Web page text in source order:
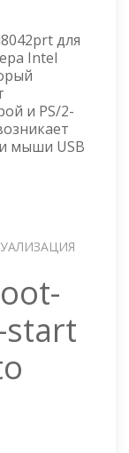
для
Intel
и PS/2-
мыши USB
start